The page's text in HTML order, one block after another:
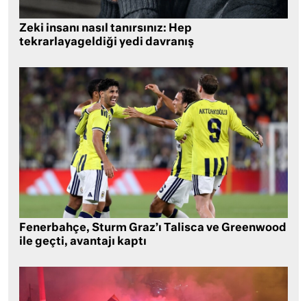
Zeki insanı nasıl tanırsınız: Hep
tekrarlayageldiği yedi davranış
Fenerbahçe, Sturm Graz’ı Talisca ve Greenwood
ile geçti, avantajı kaptı